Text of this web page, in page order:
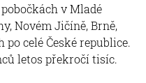
v Mladé
Novém Jičíně, Brně,
celé České republice.
letos překročí tisíc.